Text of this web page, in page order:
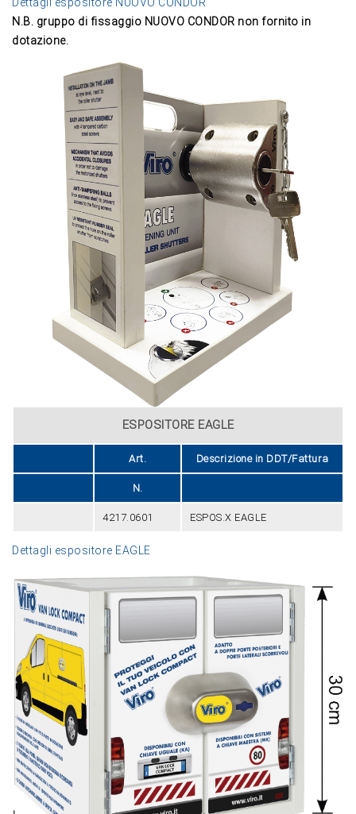
N.B. gruppo di fissaggio NUOVO CONDOR non fornito in
dotazione.
ESPOSITORE EAGLE
Art. Descrizione in DDT/Fattura
N.
4217.0601 ESPOS.X EAGLE
Dettagli espositore EAGLE